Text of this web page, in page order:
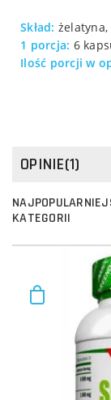
Skład:
1 porcja: 6
Ilość porcji w
OPINIE(1)
KATEGORII